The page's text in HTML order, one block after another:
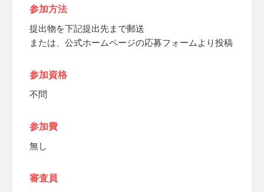
参加方法
提出物を下記提出先まで郵送
または、公式ホームページの応募フォームより投稿
参加資格
不問
参加費
無し
審査員